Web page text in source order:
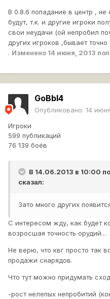
В 0.8.6 попадание в центр ,
будут, т.к. и другие игроки
свои неудачи (ой непробил
других игроков ,бывает
. Изменено 14 июня, 2013
GoBbl4
Опубликовано: 14
Игроки
599 публикаций
76 139 боёв
В 14.06.2013 в 10:00
сказал:
Зато много других
С интересом жду, как будет
возросшая точность орудий...
Не верю, что квг просто так
продажи снарядов.
Что тут можно придумать
-рост нелепых непробитий